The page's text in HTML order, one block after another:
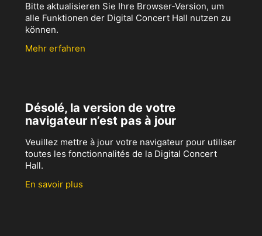
Bitte aktualisieren Sie Ihre Browser-Version, um
alle Funktionen der Digital Concert Hall nutzen zu
können.
Mehr erfahren
Désolé, la version de votre
navigateur n’est pas à jour
Veuillez mettre à jour votre navigateur pour utiliser
toutes les fonctionnalités de la Digital Concert
Hall.
En savoir plus